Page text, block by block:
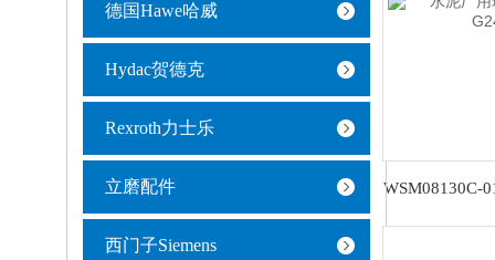
德国Hawe哈威
Hydac贺德克
Rexroth力士乐
立磨配件
西门子Siemens